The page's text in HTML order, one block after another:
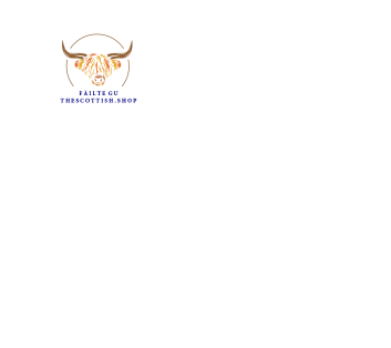
The Scottish Shop Deutschland